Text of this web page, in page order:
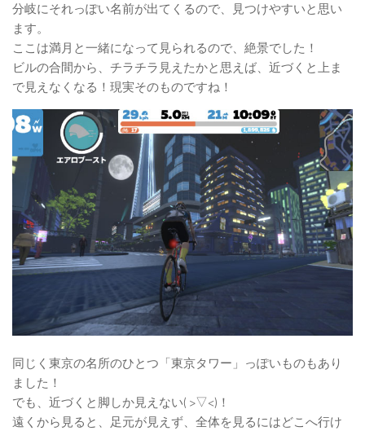
分岐にそれっぽい名前が出てくるので、見つけやすいと思い
ます。
ここは満月と一緒になって見られるので、絶景でした！
ビルの合間から、チラチラ見えたかと思えば、近づくと上ま
で見えなくなる！現実そのものですね！
同じく東京の名所のひとつ「東京タワー」っぽいものもあり
ました！
でも、近づくと脚しか見えない( >▽<)！
遠くから見ると、足元が見えず、全体を見るにはどこへ行け